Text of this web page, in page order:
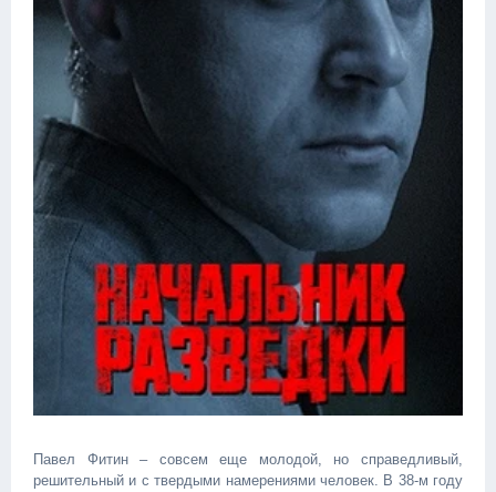
Павел Фитин – совсем еще молодой, но справедливый,
решительный и с твердыми намерениями человек. В 38-м году